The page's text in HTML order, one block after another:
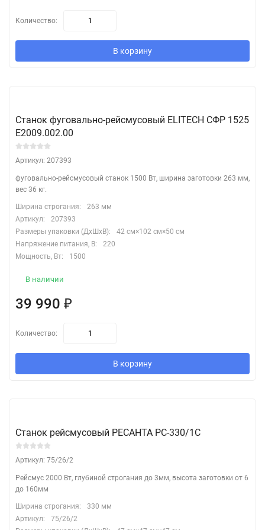
Количество:
В корзину
Станок фуговально-рейсмусовый ELITECH СФР 1525
E2009.002.00
Артикул: 207393
фуговально-рейсмусовый станок 1500 Вт, ширина заготовки 263 мм,
вес 36 кг.
Ширина строгания:
263 мм
Артикул:
207393
Размеры упаковки (ДхШхВ):
42 см×102 см×50 см
Напряжение питания, В:
220
Мощность, Вт:
1500
В наличии
39 990 ₽
Количество:
В корзину
Станок рейсмусовый РЕСАНТА РС-330/1С
Артикул: 75/26/2
Рейсмус 2000 Вт, глубиной строгания до 3мм, высота заготовки от 6
до 160мм
Ширина строгания:
330 мм
Артикул:
75/26/2